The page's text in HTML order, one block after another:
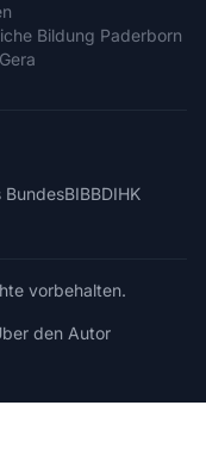
Bildung Paderborn
BundesBIBBDIHK
vorbehalten.
den Autor